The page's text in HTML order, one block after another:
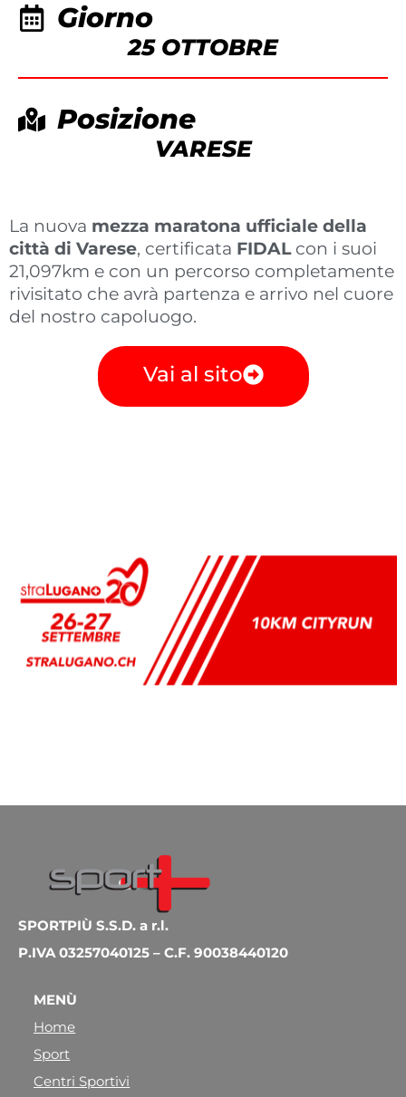
Giorno
25 OTTOBRE
Posizione
VARESE
La nuova mezza maratona ufficiale della
città di Varese, certificata FIDALcon i suoi
21,097km e con un percorso completamente
rivisitato che avrà partenza e arrivo nel cuore
del nostro capoluogo.
Vai al sito
SPORTPIÙ S.S.D. a r.l.
P.IVA 03257040125 – C.F. 90038440120
MENÙ
Home
Sport
Centri Sportivi